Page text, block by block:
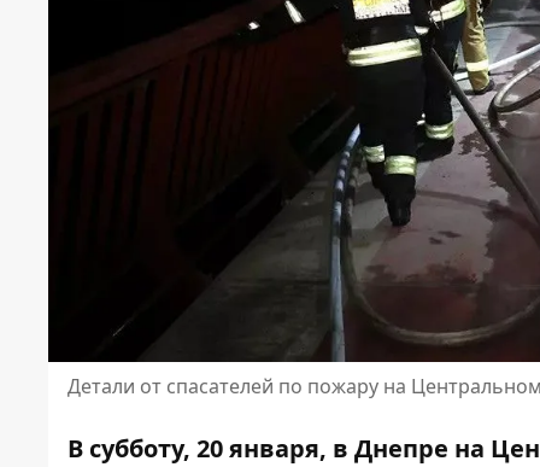
Детали от спасателей по пожару на
В субботу, 20 января, в Днепре на